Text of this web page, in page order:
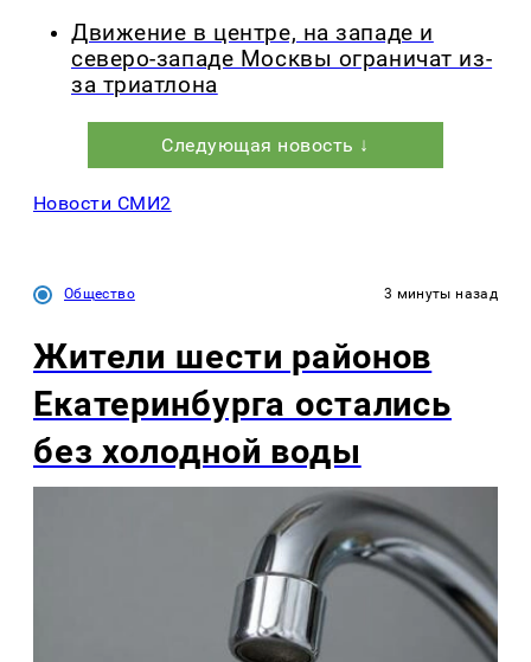
Движение в центре, на западе и
северо-западе Москвы ограничат из-
за триатлона
Следующая новость ↓
Новости СМИ2
Общество 3 минуты назад
Жители шести районов
Екатеринбурга остались
без холодной воды